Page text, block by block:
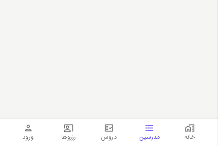
خانه مدرسین دروس رزروها ورود